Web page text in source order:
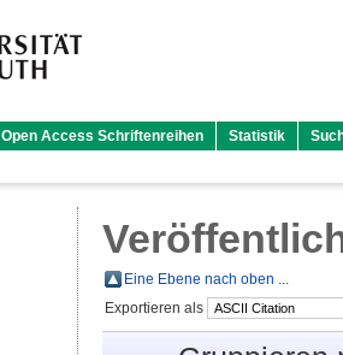
Open Access Schriftenreihen Statistik
Eine Ebene nach oben ...
Exportieren als